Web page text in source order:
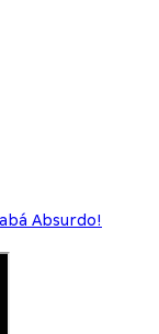
Absurdo!